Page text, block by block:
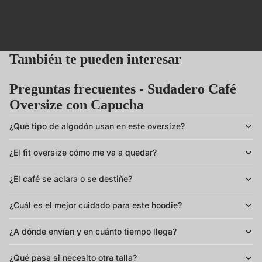
También te pueden interesar
Preguntas frecuentes - Sudadero Café
Oversize con Capucha
¿Qué tipo de algodón usan en este oversize?
¿El fit oversize cómo me va a quedar?
¿El café se aclara o se destiñe?
¿Cuál es el mejor cuidado para este hoodie?
¿A dónde envían y en cuánto tiempo llega?
¿Qué pasa si necesito otra talla?